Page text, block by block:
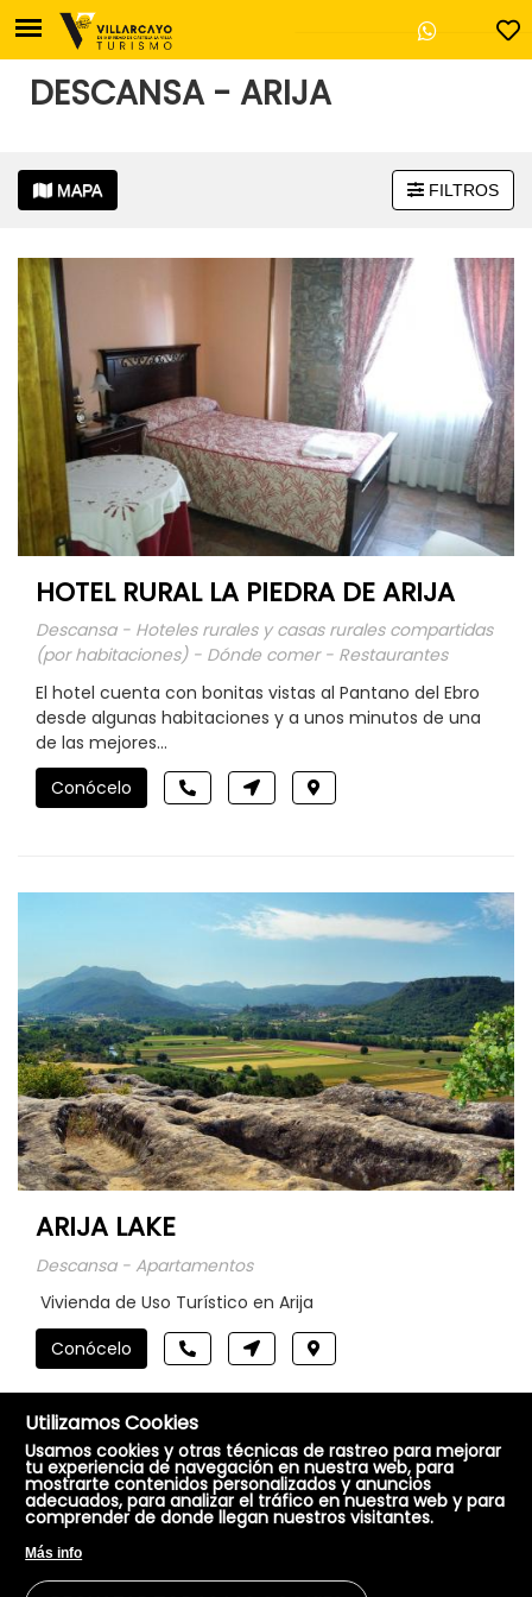
Oficina de Turismo de
Plaza Mayor, 17
947 130 457
DESCANSA - ARIJA
MAPA FILTROS
HOTEL RURAL LA PIEDRA DE ARIJA
Descansa - Hoteles rurales y casas rurales compartidas
(por habitaciones) - Dónde comer - Restaurantes
El hotel cuenta con bonitas vistas al Pantano del Ebro
desde algunas habitaciones y a unos minutos de una
de las mejores...
Conócelo
ARIJA LAKE
Descansa - Apartamentos
Vivienda de Uso Turístico en Arija
Conócelo
+
−
Utilizamos Cookies
Usamos cookies y otras técnicas de rastreo para mejorar
tu experiencia de navegación en nuestra web, para
mostrarte contenidos personalizados y anuncios
adecuados, para analizar el tráfico en nuestra web y para
comprender de donde llegan nuestros visitantes.
Más info